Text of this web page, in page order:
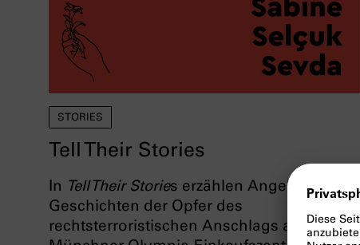
STORIES
Tell Their Stories
In Tell Their Stories erzählen Angehörige die
Geschichten der Opfer des
rechtsterroristischen Anschlags am